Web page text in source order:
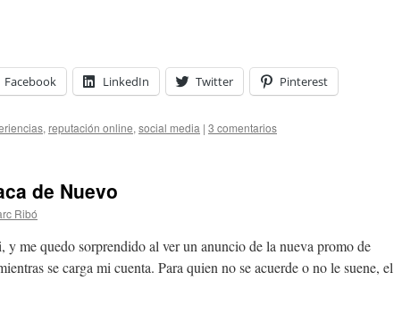
Facebook LinkedIn Twitter Pinterest
, reputación online, social media | 3 comentarios
de Nuevo
Ribó
y me quedo sorprendido al ver un anuncio de la nueva promo de
se carga mi cuenta. Para quien no se acuerde o no le suene, el